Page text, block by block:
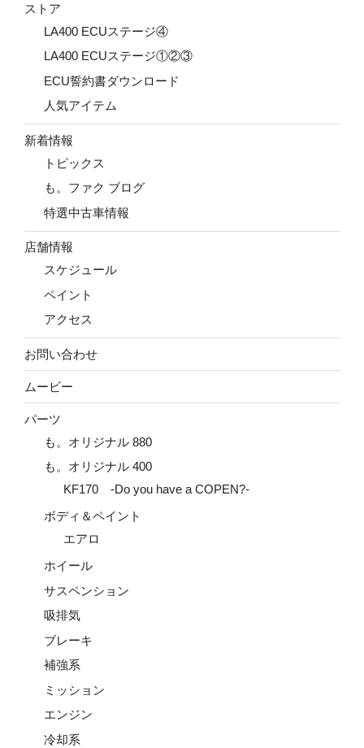
ストア
LA400 ECUステージ④
LA400 ECUステージ①②③
ECU誓約書ダウンロード
人気アイテム
新着情報
トピックス
も。ファク ブログ
特選中古車情報
店舗情報
スケジュール
ペイント
アクセス
お問い合わせ
ムービー
パーツ
も。オリジナル 880
も。オリジナル 400
KF170 -Do you have a COPEN?-
ボディ＆ペイント
エアロ
ホイール
サスペンション
吸排気
ブレーキ
補強系
ミッション
エンジン
冷却系